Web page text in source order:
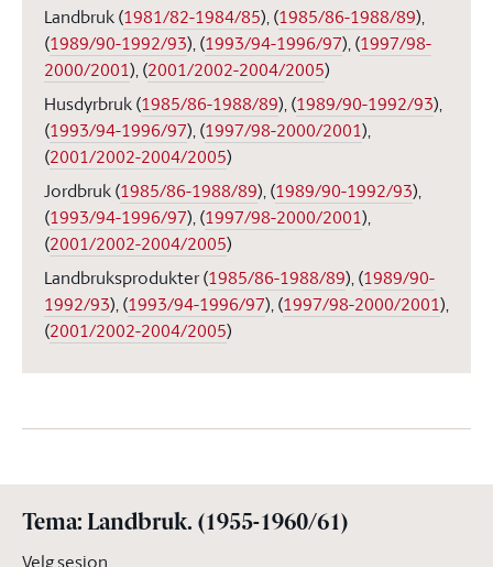
Landbruk(1981/82-1984/85),(1985/86-1988/89),
(1989/90-1992/93),(1993/94-1996/97),(1997/98-
2000/2001),(2001/2002-2004/2005)
Husdyrbruk(1985/86-1988/89),(1989/90-1992/93),
(1993/94-1996/97),(1997/98-2000/2001),
(2001/2002-2004/2005)
Jordbruk(1985/86-1988/89),(1989/90-1992/93),
(1993/94-1996/97),(1997/98-2000/2001),
(2001/2002-2004/2005)
Landbruksprodukter(1985/86-1988/89),(1989/90-
1992/93),(1993/94-1996/97),(1997/98-2000/2001),
(2001/2002-2004/2005)
Tema: Landbruk. (1955-1960/61)
Velg sesjon